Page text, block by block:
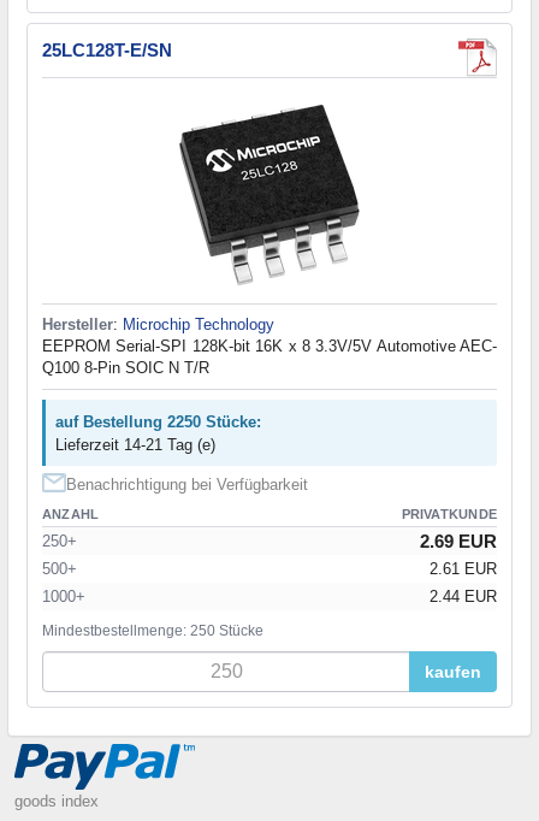
25LC128T-E/SN
Hersteller: Microchip Technology
EEPROM Serial-SPI 128K-bit 16K x 8 3.3V/5V Automotive AEC-
Q100 8-Pin SOIC N T/R
auf Bestellung 2250 Stücke:
Lieferzeit 14-21 Tag (e)
Benachrichtigung bei Verfügbarkeit
ANZAHL PRIVATKUNDE
250+ 2.69 EUR
500+
2.61 EUR
1000+
2.44 EUR
Mindestbestellmenge: 250 Stücke
kaufen
goods index